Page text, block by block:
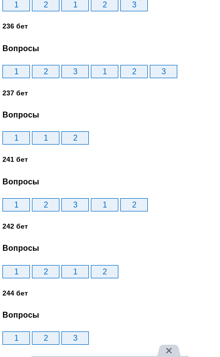
1 2 1 2 3
236 бет
Вопросы
1 2 3 1 2 3
237 бет
Вопросы
1 1 2
241 бет
Вопросы
1 2 3 1 2
242 бет
Вопросы
1 2 1 2
244 бет
Вопросы
1 2 3